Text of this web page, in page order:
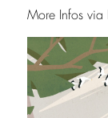
More Infos via